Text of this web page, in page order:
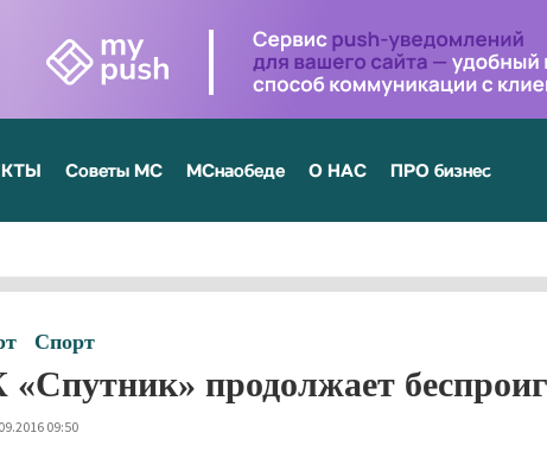
Советы МС МСнаобеде О НАС ПРО бизнес
Спорт
продолжает
09:50